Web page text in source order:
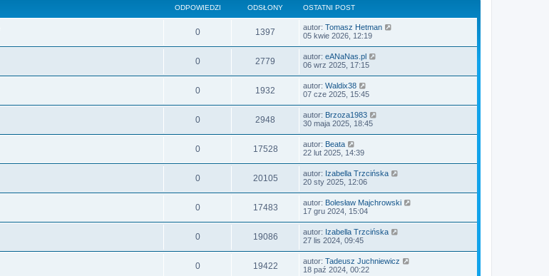
ODPOWIEDZI ODSŁONY OSTATNI POST
0 1397 autor: Tomasz Hetman
05 kwie 2026, 12:19
0 2779 autor: eANaNas.pl
06 wrz 2025, 17:15
0 1932 autor: Waldix38
07 cze 2025, 15:45
0 2948 autor: Brzoza1983
30 maja 2025, 18:45
0 17528 autor: Beata
22 lut 2025, 14:39
0 20105 autor: Izabella Trzcińska
20 sty 2025, 12:06
0 17483 autor: Bolesław Majchrowski
17 gru 2024, 15:04
0 19086 autor: Izabella Trzcińska
27 lis 2024, 09:45
0 19422 autor: Tadeusz Juchniewicz
18 paź 2024, 00:22